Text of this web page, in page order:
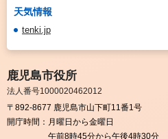
天気情報
tenki.jp
鹿児島市役所
法人番号1000020462012
〒892-8677 鹿児島市山下町11番1号
開庁時間： 月曜日から金曜日
午前8時45分から午後4時30分